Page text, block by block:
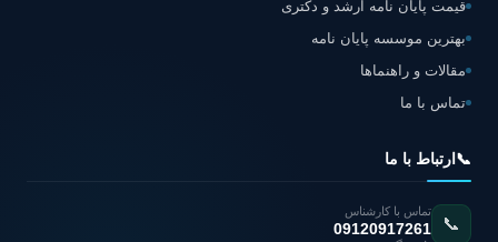
قیمت پایان نامه ارشد و دکتری
بهترین موسسه پایان نامه
مقالات و راهنماها
تماس با ما
📞 ارتباط با ما
📞
تماس با کارشناس
09120917261